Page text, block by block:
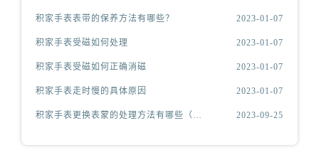
积家手表表带的保养方法有哪些？ 2023-01-07
积家手表受磁如何处理 2023-01-07
积家手表受磁如何正确消磁 2023-01-07
积家手表走时慢的具体原因 2023-01-07
2023-09-25